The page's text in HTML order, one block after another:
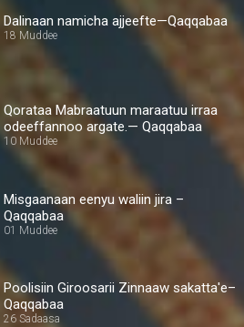
Dalinaan namicha ajjeefte—Qaqqabaa
18 Muddee
Qorataa Mabraatuun maraatuu irraa
odeeffannoo argate.— Qaqqabaa
10 Muddee
Misgaanaan eenyu waliin jira –
Qaqqabaa
01 Muddee
Poolisiin Giroosarii Zinnaaw sakatta'e–
Qaqqabaa
26 Sadaasa